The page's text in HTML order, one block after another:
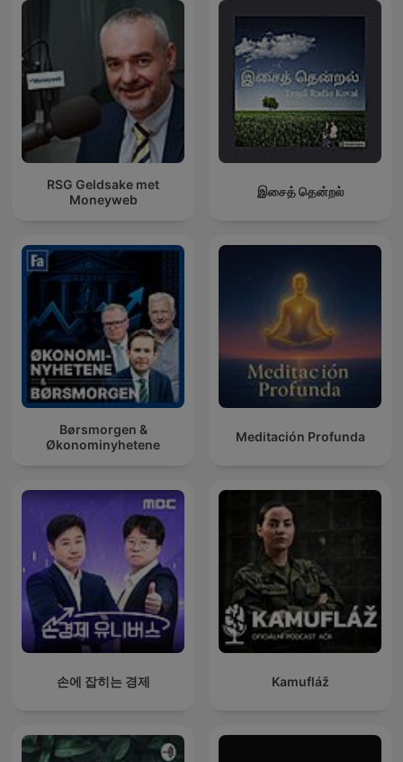
RSG Geldsake met
Moneyweb
இசைத் தென்றல்
Børsmorgen &
Økonominyhetene
Meditación Profunda
손에 잡히는 경제 Kamufláž